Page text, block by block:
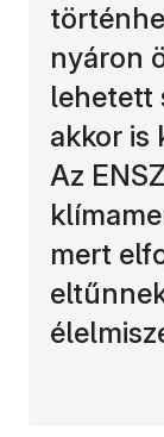
nyáron
lehetett
akkor is
Az
mert